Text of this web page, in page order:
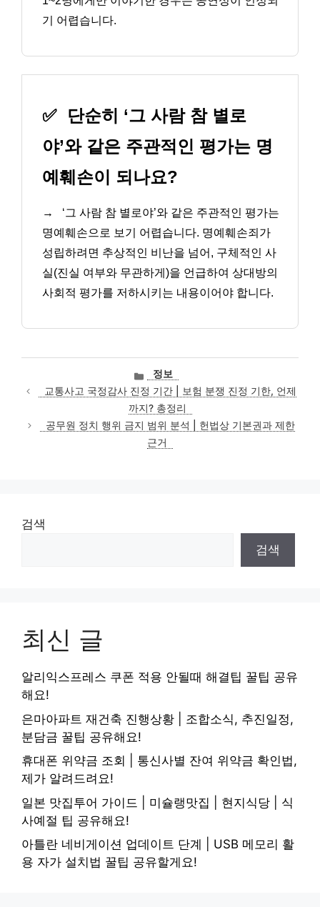
기 어렵습니다.
✅
단순히 ‘그 사람 참 별로
야’와 같은 주관적인 평가는 명
예훼손이 되나요?
→
‘그 사람 참 별로야’와 같은 주관적인 평가는
명예훼손으로 보기 어렵습니다. 명예훼손죄가
성립하려면 추상적인 비난을 넘어, 구체적인 사
실(진실 여부와 무관하게)을 언급하여 상대방의
사회적 평가를 저하시키는 내용이어야 합니다.
카
테
고
리
정보
교통사고 국정감사 진정 기간 | 보험 분쟁 진정 기한, 언제
까지? 총정리
공무원 정치 행위 금지 범위 분석 | 헌법상 기본권과 제한
근거
검색
검색
최신 글
알리익스프레스 쿠폰 적용 안될때 해결팁 꿀팁 공유
해요!
은마아파트 재건축 진행상황 | 조합소식, 추진일정,
분담금 꿀팁 공유해요!
휴대폰 위약금 조회 | 통신사별 잔여 위약금 확인법,
제가 알려드려요!
일본 맛집투어 가이드 | 미슐랭맛집 | 현지식당 | 식
사예절 팁 공유해요!
아틀란 네비게이션 업데이트 단계 | USB 메모리 활
용 자가 설치법 꿀팁 공유할게요!